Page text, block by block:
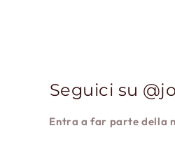
Seguici su
Entra a far parte della